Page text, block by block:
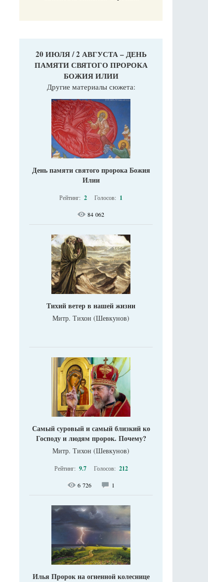
20 ИЮЛЯ / 2 АВГУСТА – ДЕНЬ
ПАМЯТИ СВЯТОГО ПРОРОКА
БОЖИЯ ИЛИИ
Другие материалы сюжета:
День памяти святого пророка Божия
Илии
Рейтинг: 2 Голосов: 1
84 062
Тихий ветер в нашей жизни
Митр. Тихон (Шевкунов)
Самый суровый и самый близкий ко
Господу и людям пророк. Почему?
Митр. Тихон (Шевкунов)
Рейтинг: 9.7 Голосов: 212
6 726 1
Илья Пророк на огненной колеснице